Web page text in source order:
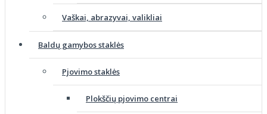
Vaškai, abrazyvai, valikliai
Baldų gamybos staklės
Pjovimo staklės
Plokščių pjovimo centrai